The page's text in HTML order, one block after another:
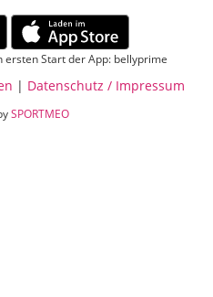
ersten Start der App: bellyprime
| Datenschutz / Impressum
SPORTMEO